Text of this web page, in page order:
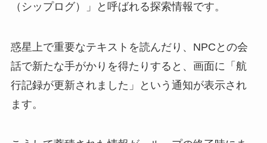
（シップログ）」と呼ばれる探索情報です。
惑星上で重要なテキストを読んだり、NPCとの会
話で新たな手がかりを得たりすると、画面に「航
行記録が更新されました」という通知が表示され
ます。